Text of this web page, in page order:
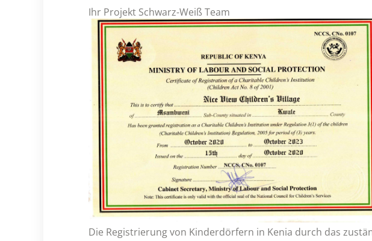
Ihr Projekt Schwarz-Weiß Team
Die Registrierung von Kinderdörfern in Kenia durch das